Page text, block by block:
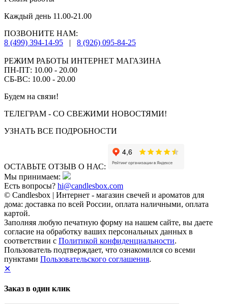
Каждый день 11.00-21.00
ПОЗВОНИТЕ НАМ:
8 (499) 394-14-95
| 8 (926) 095-84-25
РЕЖИМ РАБОТЫ ИНТЕРНЕТ МАГАЗИНА
ПН-ПТ: 10.00 - 20.00
СБ-ВС: 10.00 - 20.00
Будем на связи!
ТЕЛЕГРАМ - СО СВЕЖИМИ НОВОСТЯМИ!
УЗНАТЬ ВСЕ ПОДРОБНОСТИ
ОСТАВЬТЕ ОТЗЫВ О НАС:
Мы принимаем:
Есть вопросы? hi@candlesbox.com
© Candlesbox | Интернет - магазин свечей и ароматов для
дома: доставка по всей России, оплата наличными, оплата
картой.
Заполняя любую печатную форму на нашем сайте, вы даете
согласие на обработку ваших персональных данных в
соответствии с Политикой конфиденциальности.
Пользователь подтверждает, что ознакомился со всеми
пунктами Пользовательского соглашения.
✕
Заказ в один клик